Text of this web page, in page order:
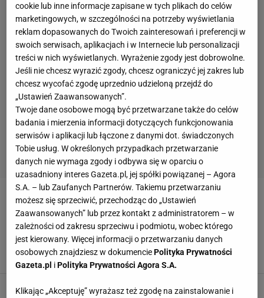
CZERNICHÓW
Polak wygrał Puchar Ukrainy. Na podium
pojawił się z flagą
Hubert Rybkowski,21 MAJA 2026, 09:16
cookie lub inne informacje zapisane w tych plikach do celów
marketingowych, w szczególności na potrzeby wyświetlania
reklam dopasowanych do Twoich zainteresowań i preferencji w
swoich serwisach, aplikacjach i w Internecie lub personalizacji
treści w nich wyświetlanych. Wyrażenie zgody jest dobrowolne.
Jeśli nie chcesz wyrazić zgody, chcesz ograniczyć jej zakres lub
chcesz wycofać zgodę uprzednio udzieloną przejdź do
„Ustawień Zaawansowanych”.
Twoje dane osobowe mogą być przetwarzane także do celów
badania i mierzenia informacji dotyczących funkcjonowania
serwisów i aplikacji lub łączone z danymi dot. świadczonych
Tobie usług. W określonych przypadkach przetwarzanie
danych nie wymaga zgody i odbywa się w oparciu o
uzasadniony interes Gazeta.pl, jej spółki powiązanej – Agora
S.A. – lub Zaufanych Partnerów. Takiemu przetwarzaniu
możesz się sprzeciwić, przechodząc do „Ustawień
Zaawansowanych” lub przez kontakt z administratorem – w
zależności od zakresu sprzeciwu i podmiotu, wobec którego
jest kierowany. Więcej informacji o przetwarzaniu danych
osobowych znajdziesz w dokumenciePolityka Prywatności
Gazeta.pl iPolityka Prywatności Agora S.A.
Klikając „Akceptuję” wyrażasz też zgodę na zainstalowanie i